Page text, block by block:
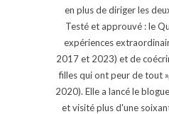
en plus de diriger les
Testé et approuvé : le
expériences
2017 et 2023) et de
filles qui ont peur de tout
2020). Elle a lancé le
et visité plus d'une